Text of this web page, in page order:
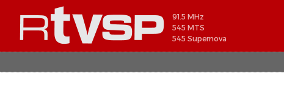
91.5 MHz
545 MTS
545 Supernova